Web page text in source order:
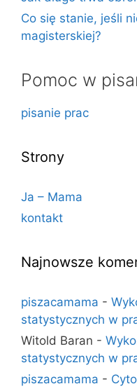
Co się stanie, jeśli
magisterskiej?
Pomoc w
pisanie prac
Strony
Ja – Mama
kontakt
Najnowsze
piszacamama -
statystycznych w
Witold Baran -
statystycznych w
piszacamama -